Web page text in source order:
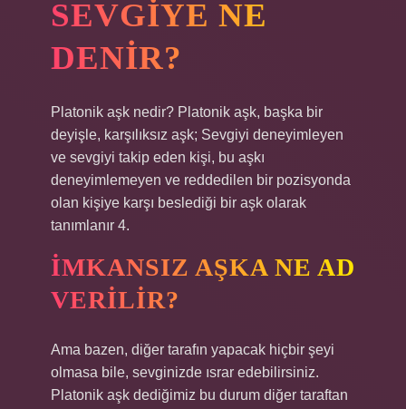
SEVGIYE NE
DENIR?
Platonik aşk nedir? Platonik aşk, başka bir
deyişle, karşılıksız aşk; Sevgiyi deneyimleyen
ve sevgiyi takip eden kişi, bu aşkı
deneyimlemeyen ve reddedilen bir pozisyonda
olan kişiye karşı beslediği bir aşk olarak
tanımlanır 4.
İMKANSIZ AŞKA NE AD
VERILIR?
Ama bazen, diğer tarafın yapacak hiçbir şeyi
olmasa bile, sevginizde ısrar edebilirsiniz.
Platonik aşk dediğimiz bu durum diğer taraftan